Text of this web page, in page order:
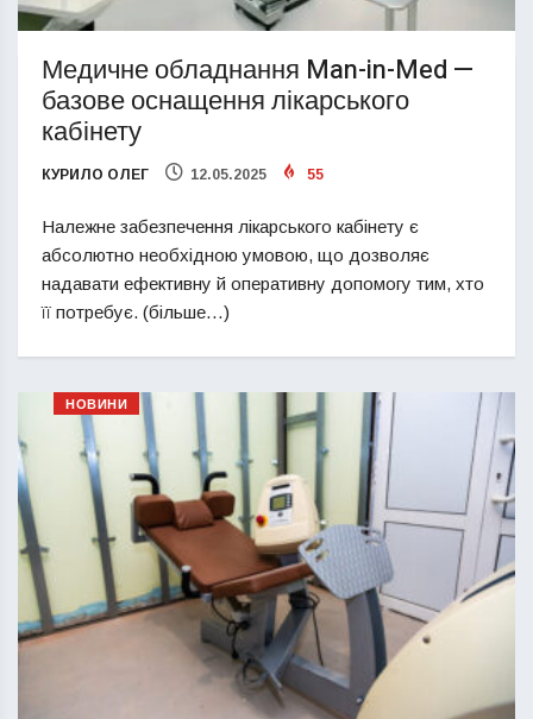
Медичне обладнання Man-in-Med —
базове оснащення лікарського
кабінету
КУРИЛО ОЛЕГ 12.05.2025 55
Належне забезпечення лікарського кабінету є
абсолютно необхідною умовою, що дозволяє
надавати ефективну й оперативну допомогу тим, хто
її потребує. (більше…)
НОВИНИ